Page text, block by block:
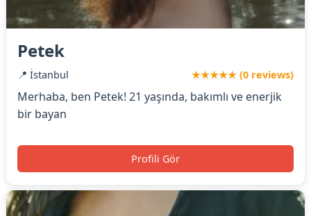
Petek
📍 İstanbul ★★★★★ (0 reviews)
Merhaba, ben Petek! 21 yaşında, bakımlı ve enerjik
bir bayan
Profili Gör